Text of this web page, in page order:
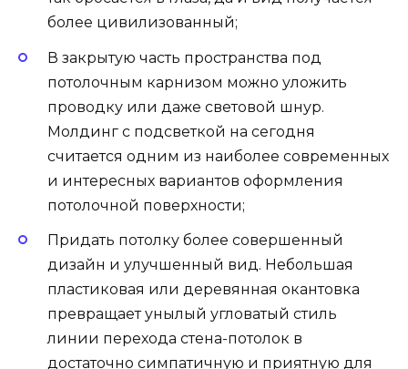
более цивилизованный;
В закрытую часть пространства под
потолочным карнизом можно уложить
проводку или даже световой шнур.
Молдинг с подсветкой на сегодня
считается одним из наиболее современных
и интересных вариантов оформления
потолочной поверхности;
Придать потолку более совершенный
дизайн и улучшенный вид. Небольшая
пластиковая или деревянная окантовка
превращает унылый угловатый стиль
линии перехода стена-потолок в
достаточно симпатичную и приятную для